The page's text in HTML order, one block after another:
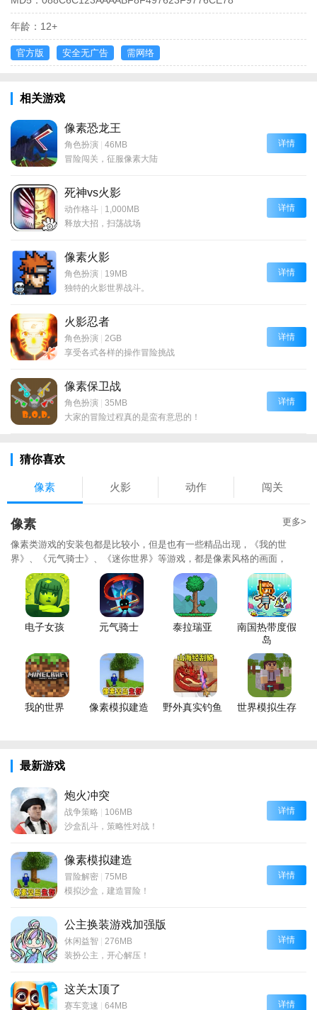
年龄： 12+
官方版 安全无广告 需网络
相关游戏
像素恐龙王
角色扮演 | 46MB
冒险闯关，征服像素大陆
详情
死神vs火影
动作格斗 | 1,000MB
释放大招，扫荡战场
详情
像素火影
角色扮演 | 19MB
独特的火影世界战斗。
详情
火影忍者
角色扮演 | 2GB
享受各式各样的操作冒险挑战
详情
像素保卫战
角色扮演 | 35MB
大家的冒险过程真的是蛮有意思的！
详情
猜你喜欢
像素 火影 动作 闯关
像素 更多>
像素类游戏的安装包都是比较小，但是也有一些精品出现，《我的世
界》、《元气骑士》、《迷你世界》等游戏，都是像素风格的画面，
电子女孩 元气骑士 泰拉瑞亚
南国热带度假
岛
我的世界 像素模拟建造 野外真实钓鱼 世界模拟生存
最新游戏
炮火冲突
战争策略 | 106MB
沙盒乱斗，策略性对战！
详情
像素模拟建造
冒险解密 | 75MB
模拟沙盒，建造冒险！
详情
公主换装游戏加强版
休闲益智 | 276MB
装扮公主，开心解压！
详情
这关太顶了
赛车竞速 | 64MB
详情